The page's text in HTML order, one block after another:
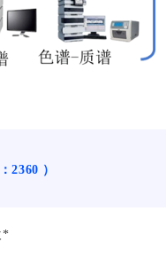
2360 ）
*